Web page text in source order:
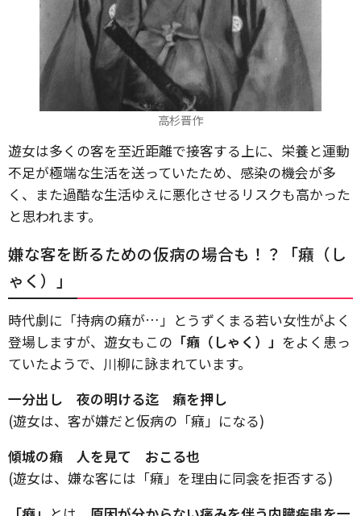
高杉晋作
遊女は多くの客を至近距離で接客する上に、栄養と運動
不足が極端な生活を送っていたため、感染の機会が多
く、また過酷な生活ゆえに悪化させるリスクも高かった
と思われます。
嫌な客を断るための仮病の場合も！？「癪（し
ゃく）」
時代劇に「持病の癪が…」とうずくまる若い女性がよく
登場しますが、遊女もこの 「癪（しゃく）」 をよく患っ
ていたようで、川柳に詠まれています。
一分出し 夜の明ける迄 癪を押し
(遊女は、客が嫌だと仮病の「癪」になる)
傾城の癪 人を見て おこる也
(遊女は、嫌な客には「癪」を理由に同衾を拒否する)